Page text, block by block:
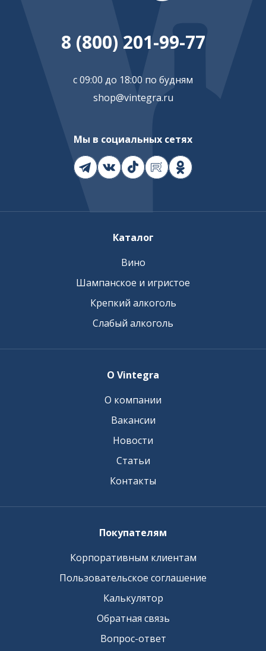
8 (800) 201-99-77
с 09:00 до 18:00 по будням
shop@vintegra.ru
Мы в социальных сетях
Каталог
Вино
Шампанское и игристое
Крепкий алкоголь
Слабый алкоголь
О Vintegra
О компании
Вакансии
Новости
Статьи
Контакты
Покупателям
Корпоративным клиентам
Пользовательское соглашение
Калькулятор
Обратная связь
Вопрос-ответ